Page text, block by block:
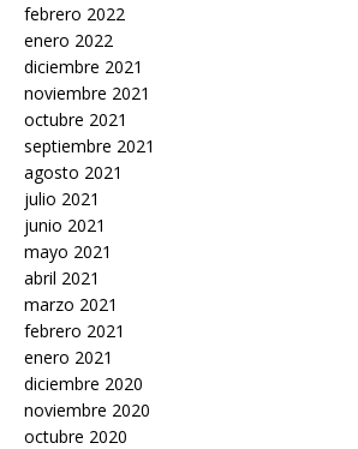
febrero 2022
enero 2022
diciembre 2021
noviembre 2021
octubre 2021
septiembre 2021
agosto 2021
julio 2021
junio 2021
mayo 2021
abril 2021
marzo 2021
febrero 2021
enero 2021
diciembre 2020
noviembre 2020
octubre 2020